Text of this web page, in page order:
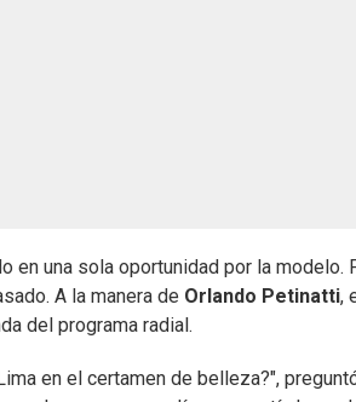
en una sola oportunidad por la modelo.
A la manera de Orlando Petinatti,
del programa radial.
en el certamen de belleza?",